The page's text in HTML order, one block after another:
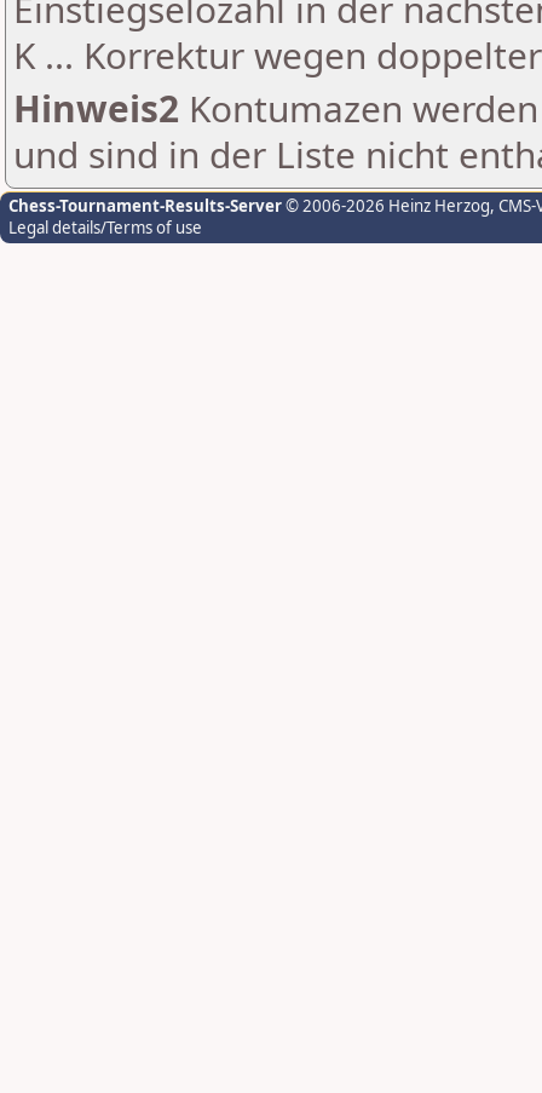
K ... Korrektur wegen
Hinweis2 Kontumazen
und sind in der Liste nicht
Chess-Tournament-Results-Server© 2006-2026 Heinz Herzog,
Legal details/Terms of use